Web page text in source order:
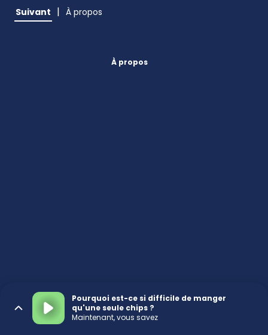
Suivant | À propos
À propos
Pourquoi est-ce si difficile de manger
qu'une seule chips ?
Maintenant, vous savez